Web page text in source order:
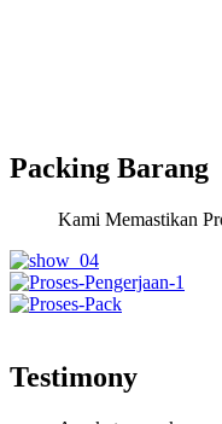
Packing Barang
Kami Memastikan
Testimony